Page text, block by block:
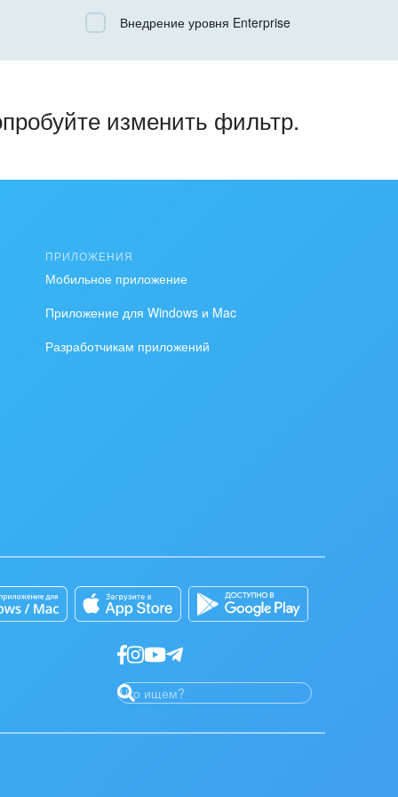
ВсеВнедрение уровня Enterprise
изменить фильтр.
ПРИЛОЖЕНИЯ
Мобильное приложение
Приложение для Windows и Mac
Разработчикам приложений